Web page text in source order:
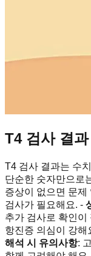
T4 검사 결
T4 검사 결과는 수
단순한 숫자만으로
증상이 없으면 문
검사가 필요해요. -
추가 검사로 확인이
항진증 의심이 강해
해석 시 유의사항: